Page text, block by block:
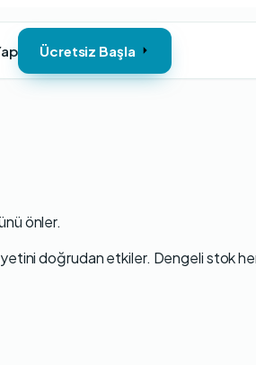
Ücretsiz Başla
önler.
doğrudan etkiler. Dengeli stok